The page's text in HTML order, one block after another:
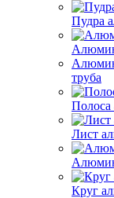
Пудра
труба
Лист
Круг